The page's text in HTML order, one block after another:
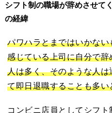
シフト制の職場が辞めさせて
の経緯
パワハラとまではいかな
感じている上司に自分で
人は多く、そのような人
て即日退職することも多い
コンビニ店員としてシフ